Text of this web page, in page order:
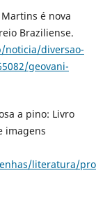
é nova
Braziliense.
noticia/diversao-
geovani-
a pino: Livro
imagens
literatura/